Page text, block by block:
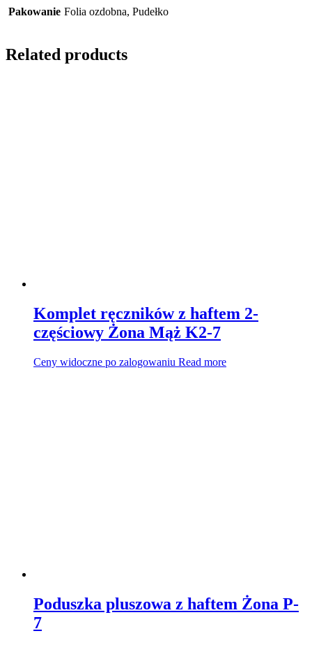
Pakowanie Folia ozdobna, Pudełko
Related products
Komplet ręczników z haftem 2-
częściowy Żona Mąż K2-7
Ceny widoczne po zalogowaniu Read more
Poduszka pluszowa z haftem Żona P-
7